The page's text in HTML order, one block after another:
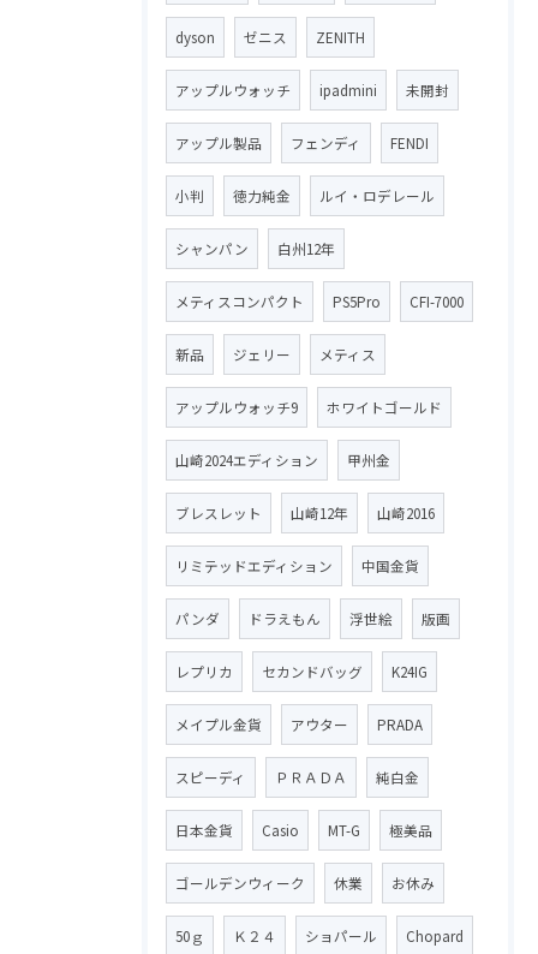
dyson ゼニス ZENITH
アップルウォッチ ipadmini 未開封
アップル製品 フェンディ FENDI
小判 徳力純金 ルイ・ロデレール
シャンパン 白州12年
メティスコンパクト PS5Pro CFI-7000
新品 ジェリー メティス
アップルウォッチ9 ホワイトゴールド
山崎2024エディション 甲州金
ブレスレット 山崎12年 山崎2016
リミテッドエディション 中国金貨
パンダ ドラえもん 浮世絵 版画
レプリカ セカンドバッグ K24IG
メイプル金貨 アウター PRADA
スピーディ ＰＲＡＤＡ 純白金
日本金貨 Casio MT-G 極美品
ゴールデンウィーク 休業 お休み
50ｇ Ｋ２４ ショパール Chopard